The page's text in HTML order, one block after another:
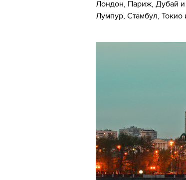
Лондон, Париж, Дубай
Лумпур, Стамбул, Токио